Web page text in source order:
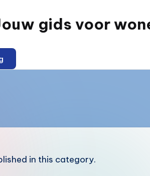
gids voor
in this category.